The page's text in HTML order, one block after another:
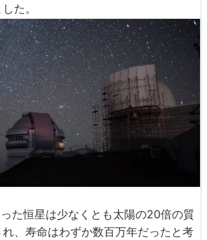
た。
た恒星は少なくとも太陽の20倍の質
、寿命はわずか数百万年だったと考